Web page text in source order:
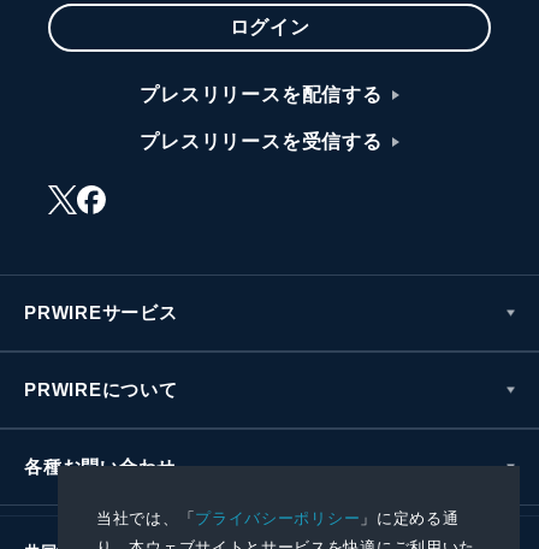
当社では、「プライバシーポリシー 」に定める通
ログイン
プレスリリースを配信する
プレスリリースを受信する
PRWIREサービス
PRWIREについて
各種お問い合わせ